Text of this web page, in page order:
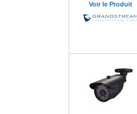
Voir le Produit